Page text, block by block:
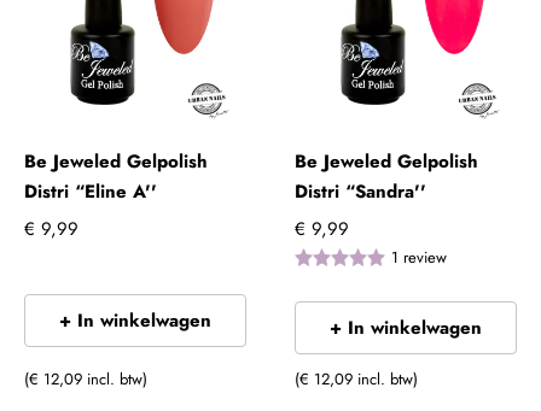
Be Jeweled Gelpolish
Distri “Eline A''
€ 9,99
+ In winkelwagen
(€ 12,09 incl. btw)
Be Jeweled Gelpolish
Distri “Sandra''
€ 9,99
1 review
+ In winkelwagen
(€ 12,09 incl. btw)